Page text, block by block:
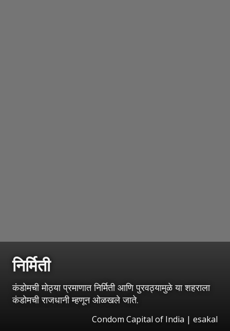
निर्मिती
कंडोमची मोठ्या प्रमाणात निर्मिती आणि पुरवठ्यामुळे या शहराला
कंडोमची राजधानी म्हणून ओळखले जाते.
Condom Capital of India | esakal